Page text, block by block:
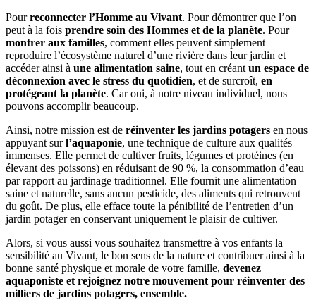
Pourreconnecter l’Homme au Vivant. Pour démontrer que l’on
peut à la fois prendre soin des Hommes et de la planète. Pour
montrer aux familles, comment elles peuvent simplement
reproduire l’écosystème naturel d’une rivière dans leur jardin et
accéder ainsi à une alimentation saine, tout en créant un espace de
déconnexion avec le stress du quotidien, et de surcroît, en
protégeant la planète. Car oui, à notre niveau individuel, nous
pouvons accomplir beaucoup.
Ainsi, notre mission est de réinventer les jardins potagers en nous
appuyant surl’aquaponie, une technique de culture aux qualités
immenses. Elle permet de cultiver fruits, légumes et protéines (en
élevant des poissons) en réduisant de 90 %, la consommation d’eau
par rapport au jardinage traditionnel. Elle fournit une alimentation
saine et naturelle, sans aucun pesticide, des aliments qui retrouvent
du goût. De plus, elle efface toute la pénibilité de l’entretien d’un
jardin potager en conservant uniquement le plaisir de cultiver.
Alors, si vous aussi vous souhaitez transmettre à vos enfants la
sensibilité au Vivant, le bon sens de la nature et contribuer ainsi à la
bonne santé physique et morale de votre famille, devenez
aquaponiste et rejoignez notre mouvement pour réinventer des
milliers de jardins potagers, ensemble.